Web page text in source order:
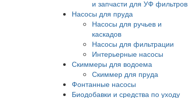
и запчасти для УФ фильтров
Насосы для пруда
Насосы для ручьев и
каскадов
Насосы для фильтрации
Интерьерные насосы
Скиммеры для водоема
Скиммер для пруда
Фонтанные насосы
Биодобавки и средства по уходу